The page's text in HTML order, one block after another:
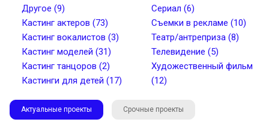
Другое (9)
Кастинг актеров (73)
Кастинг вокалистов (3)
Кастинг моделей (31)
Кастинг танцоров (2)
Кастинги для детей (17)
Сериал (6)
Съемки в рекламе (10)
Театр/антреприза (8)
Телевидение (5)
Художественный фильм
(12)
Актуальные проекты Срочные проекты